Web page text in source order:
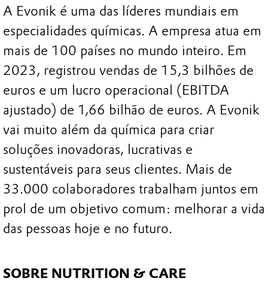
A Evonik é uma das líderes mundiais em
especialidades químicas. A empresa atua em
mais de 100 países no mundo inteiro. Em
2023, registrou vendas de 15,3 bilhões de
euros e um lucro operacional (EBITDA
ajustado) de 1,66 bilhão de euros. A Evonik
vai muito além da química para criar
soluções inovadoras, lucrativas e
sustentáveis para seus clientes. Mais de
33.000 colaboradores trabalham juntos em
prol de um objetivo comum: melhorar a vida
das pessoas hoje e no futuro.
SOBRE NUTRITION & CARE